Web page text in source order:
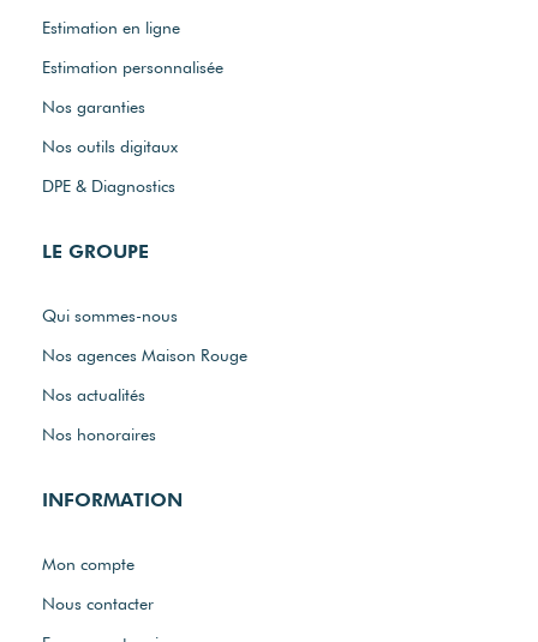
Estimation en ligne
Estimation personnalisée
Nos garanties
Nos outils digitaux
DPE & Diagnostics
LE GROUPE
Qui sommes-nous
Nos agences Maison Rouge
Nos actualités
Nos honoraires
INFORMATION
Mon compte
Nous contacter